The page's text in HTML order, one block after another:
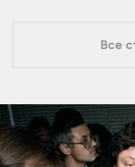
Все